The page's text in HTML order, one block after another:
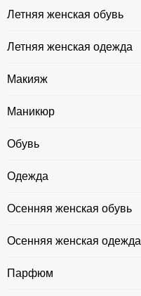
Летняя женская обувь
Летняя женская одежда
Макияж
Маникюр
Обувь
Одежда
Осенняя женская обувь
Осенняя женская одежда
Парфюм